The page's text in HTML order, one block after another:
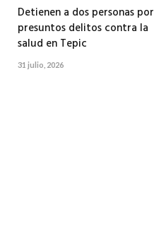
Detienen a dos personas por
presuntos delitos contra la
salud en Tepic
31 julio, 2026